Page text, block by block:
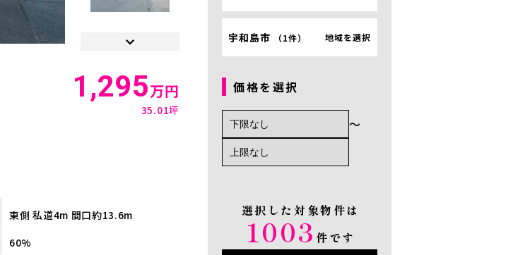
1,295万円
35.01坪
東側 私道4m 間口約13.6m
60%
宇和島市 （1件） 地域を選択
価格を選択
〜
選択した対象物件は
1003 件です